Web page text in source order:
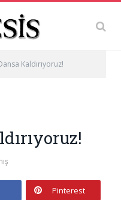
Kaldırıyoruz!
Pinterest